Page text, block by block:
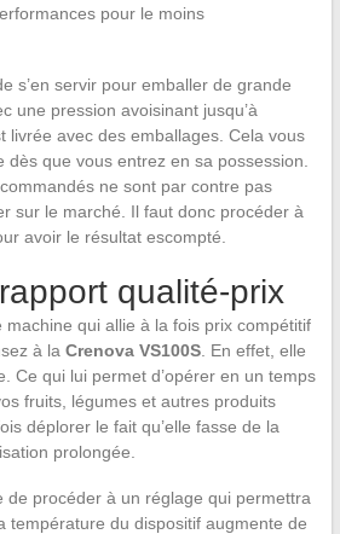
pour le moins
s’en servir pour emballer de grande
une pression avoisinant jusqu’à
livrée avec des emballages. Cela vous
dès que vous entrez en sa possession.
ne sont par contre pas
sur le marché. Il faut donc procéder à
avoir le résultat escompté.
qualité-prix
machine qui allie à la fois prix compétitif
à la Crenova VS100S. En effet, elle
Ce qui lui permet d’opérer en un temps
fruits, légumes et autres produits
déplorer le fait qu’elle fasse de la
prolongée.
de procéder à un réglage qui permettra
température du dispositif augmente de